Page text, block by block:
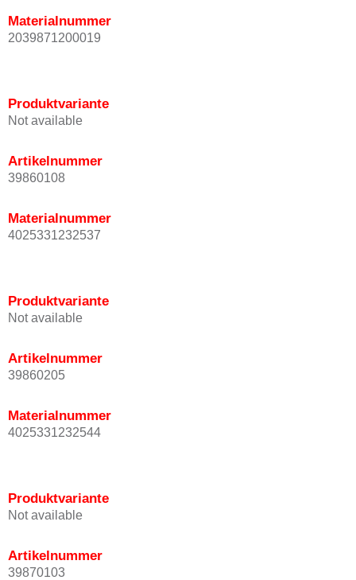
Materialnummer
2039871200019
Produktvariante
Not available
Artikelnummer
39860108
Materialnummer
4025331232537
Produktvariante
Not available
Artikelnummer
39860205
Materialnummer
4025331232544
Produktvariante
Not available
Artikelnummer
39870103